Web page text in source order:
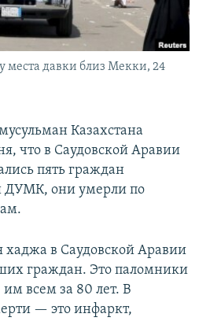
давки близ Мекки, 24
Казахстана
что в Саудовской Аравии
пять граждан
ДУМК, они умерли по
хаджа в Саудовской Аравии
граждан. Это паломники
им всем за 80 лет. В
— это инфаркт,